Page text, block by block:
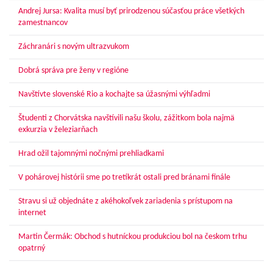
Andrej Jursa: Kvalita musí byť prirodzenou súčasťou práce všetkých
zamestnancov
Záchranári s novým ultrazvukom
Dobrá správa pre ženy v regióne
Navštívte slovenské Rio a kochajte sa úžasnými výhľadmi
Študenti z Chorvátska navštívili našu školu, zážitkom bola najmä
exkurzia v železiarňach
Hrad ožil tajomnými nočnými prehliadkami
V pohárovej histórii sme po tretíkrát ostali pred bránami finále
Stravu si už objednáte z akéhokoľvek zariadenia s prístupom na
internet
Martin Čermák: Obchod s hutníckou produkciou bol na českom trhu
opatrný